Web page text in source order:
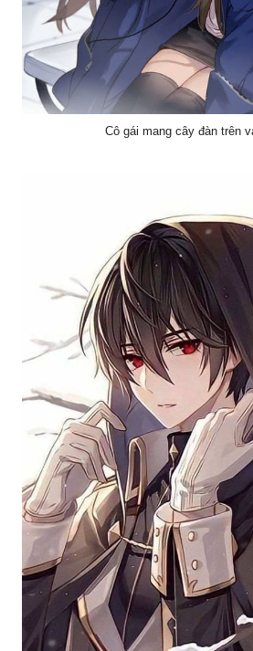
Cô gái mang cây đàn trên